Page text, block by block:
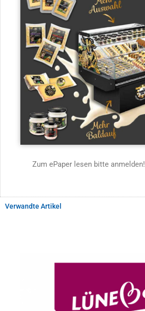
Zum ePaper lesen bitte anmelden!
Verwandte Artikel